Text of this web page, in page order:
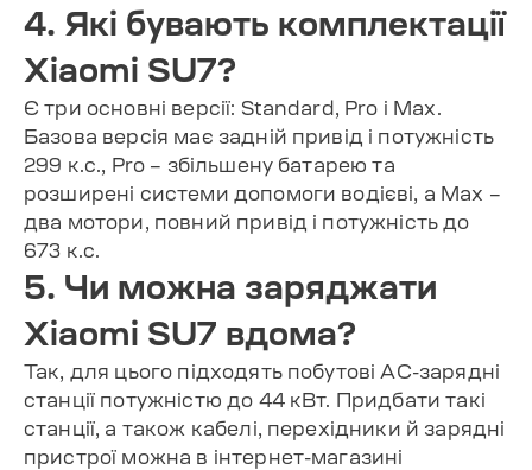
4. Які бувають комплектації
Xiaomi SU7?
Є три основні версії: Standard, Pro і Max.
Базова версія має задній привід і потужність
299 к.с., Pro – збільшену батарею та
розширені системи допомоги водієві, а Max –
два мотори, повний привід і потужність до
673 к.с.
5. Чи можна заряджати
Xiaomi SU7 вдома?
Так, для цього підходять побутові AC-зарядні
станції потужністю до 44 кВт. Придбати такі
станції, а також кабелі, перехідники й зарядні
пристрої можна в інтернет-магазині